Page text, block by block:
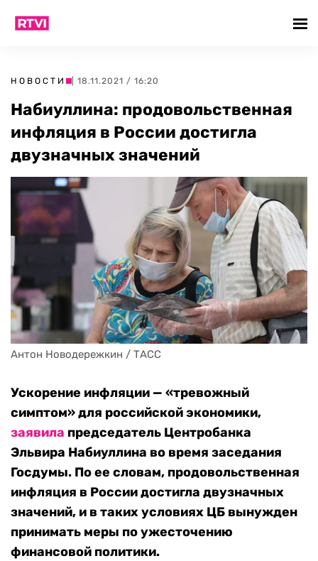
НОВОСТИ | 18.11.2021 / 16:20
Набиуллина: продовольственная
инфляция в России достигла
двузначных значений
Антон Новодережкин / ТАСС
Ускорение инфляции — «тревожный
симптом» для российской экономики,
заявила председатель Центробанка
Эльвира Набиуллина во время заседания
Госдумы. По ее словам, продовольственная
инфляция в России достигла двузначных
значений, и в таких условиях ЦБ вынужден
принимать меры по ужесточению
финансовой политики.